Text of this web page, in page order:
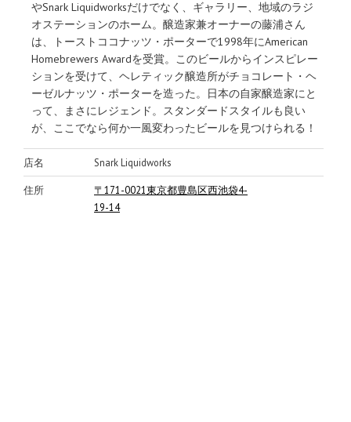
やSnark Liquidworksだけでなく、ギャラリー、地域のラジ
オステーションのホーム。醸造家兼オーナーの藤浦さん
は、トーストココナッツ・ポーターで1998年にAmerican
Homebrewers Awardを受賞。このビールからインスピレー
ションを受けて、ヘレティック醸造所がチョコレート・ヘ
ーゼルナッツ・ポーターを造った。日本の自家醸造家にと
って、まさにレジェンド。スタンダードスタイルも良い
が、ここでなら何か一風変わったビールを見つけられる！
店名 Snark Liquidworks
住所
〒171-0021東京都豊島区西池袋4-
19-14